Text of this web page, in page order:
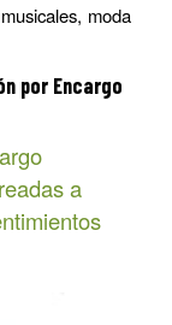
moda
por Encargo
a